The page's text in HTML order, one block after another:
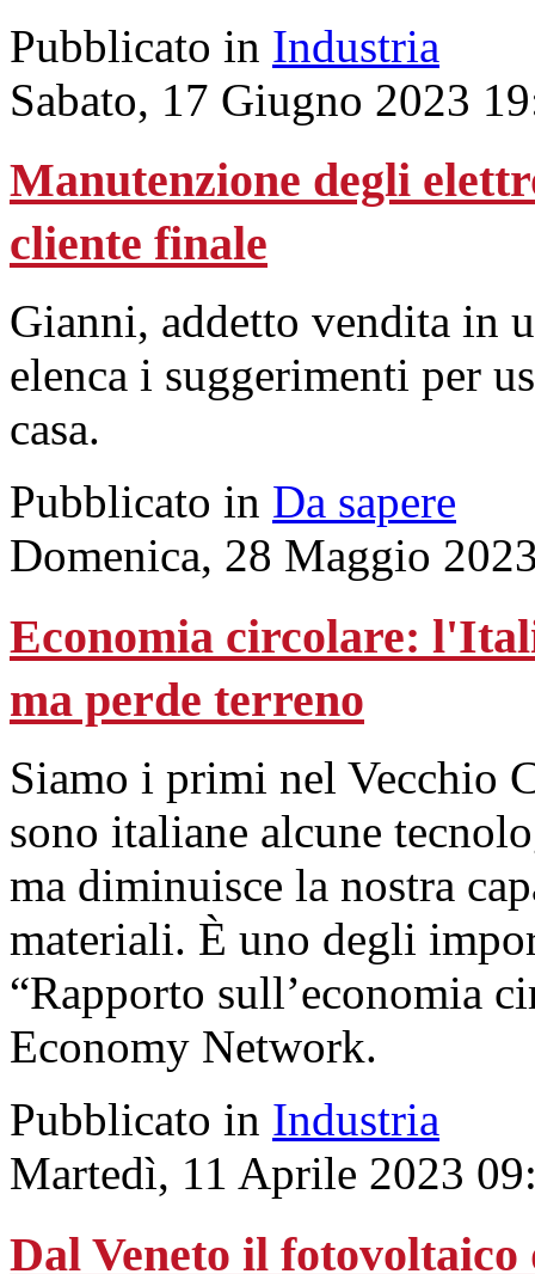
Pubblicato in Industria
Sabato, 17 Giugno 2023
Manutenzione degli
cliente finale
Gianni, addetto vendita in
elenca i suggerimenti per
casa.
Pubblicato in Da sapere
Domenica, 28 Maggio
Economia circolare:
ma perde terreno
Siamo i primi nel Vecchio
sono italiane alcune
ma diminuisce la nostra
materiali. È uno degli
“Rapporto sull’economia
Economy Network.
Pubblicato in Industria
Martedì, 11 Aprile 2023
Dal Veneto il